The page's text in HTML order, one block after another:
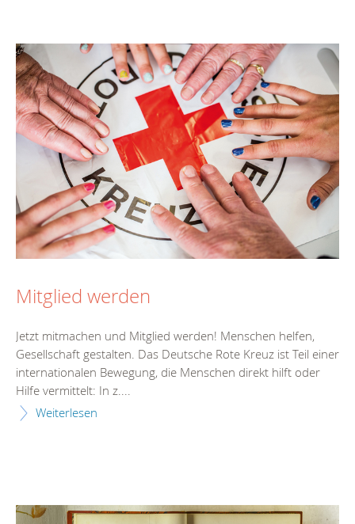
Mitglied werden
Jetzt mitmachen und Mitglied werden! Menschen helfen,
Gesellschaft gestalten. Das Deutsche Rote Kreuz ist Teil einer
internationalen Bewegung, die Menschen direkt hilft oder
Hilfe vermittelt: In z....
Weiterlesen